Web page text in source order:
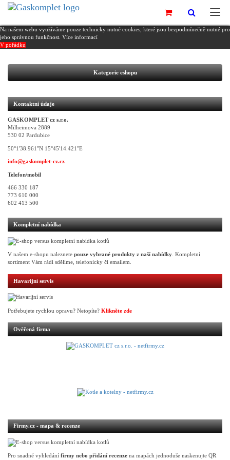
Na našem webu využíváme pouze technicky nutné cookies, které jsou bezpodmínečně nutné pro
jeho správnou funkčnost. Více informací
V pořádku
Kategorie eshopu
Kontaktní údaje
GASKOMPLET cz s.r.o.
Milheimova 2889
530 02 Pardubice
50°1'38.961"N 15°45'14.421"E
info@gaskomplet-cz.cz
Telefon/mobil
466 330 187
773 610 000
602 413 500
Kompletní nabídka
V našem e-shopu naleznete pouze vybrané produkty z naší nabídky . Kompletní
sortiment Vám rádi sdělíme, telefonicky či emailem.
Havarijní servis
Potřebujete rychlou opravu? Netopíte? Klikněte zde
Ověřená firma
Firmy.cz - mapa & recenze
Pro snadné vyhledání firmy nebo přidání recenze na mapách jednoduše naskenujte QR